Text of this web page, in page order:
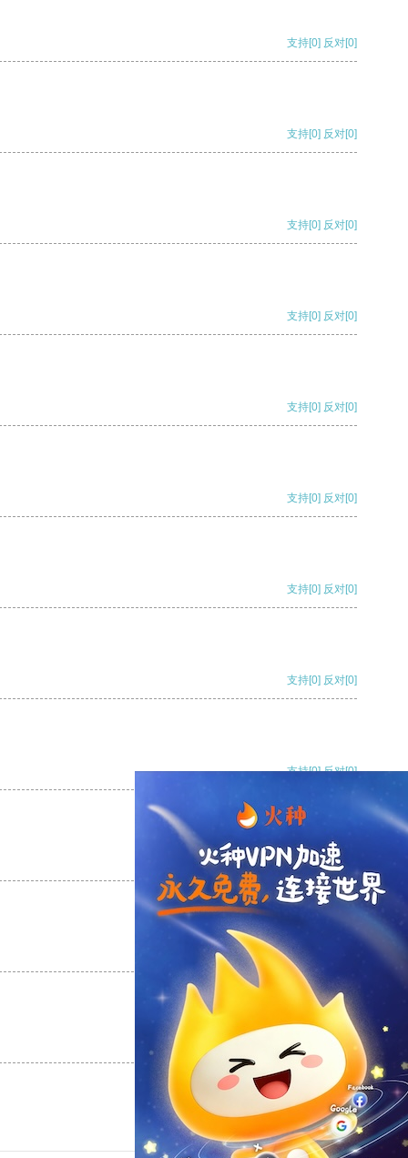
支持[0] 反对[0]
支持[0] 反对[0]
支持[0] 反对[0]
支持[0] 反对[0]
支持[0] 反对[0]
支持[0] 反对[0]
支持[0] 反对[0]
支持[0] 反对[0]
支持[0] 反对[0]
支持[0] 反对
支持
支持 反对 [0]